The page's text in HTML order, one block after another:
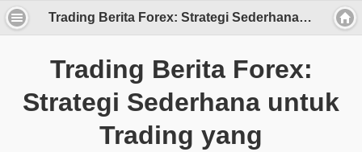
Trading Berita Forex: Strategi Sederhana untuk Trading yang Menguntungkan
Trading Berita Forex:
Strategi Sederhana untuk
Trading yang